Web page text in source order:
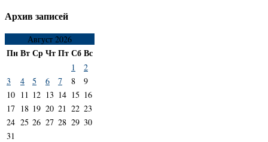
Архив записей
Август 2026
ПнВтСрЧтПтСбВс
1
2
3
4 5 6 7 8
9
10 11 12 13 14 15 16
17 18 19 20 21 22 23
24 25 26 27 28 29 30
31